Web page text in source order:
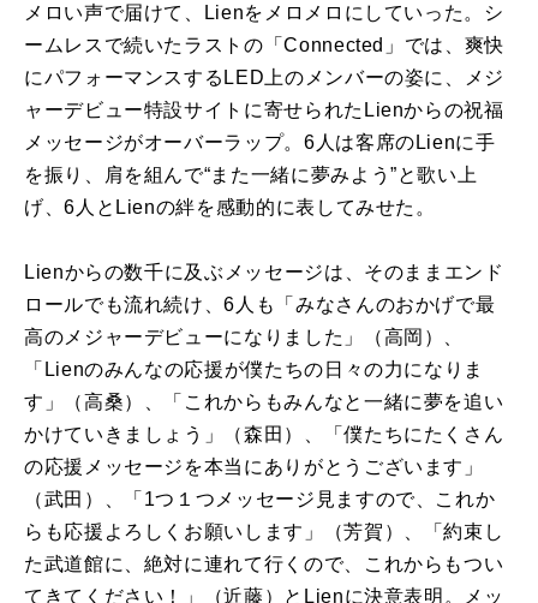
メロい声で届けて、
Lienをメロメロにしていった。シ
ームレスで続いたラストの「Connected 」では、爽快
にパフォーマンスする LED 上のメンバーの姿に、メジ
ャーデビュー特設サイトに寄せられた Lienからの祝福
メッセージがオーバーラップ。 6 人は客席の Lienに手
を振り、肩を組んで“また一緒に夢みよう”と歌い上
げ、6 人と Lienの絆を感動的に表してみせた。
Lienからの数千に及ぶメッセージは、そのままエンド
ロールでも流れ続け、6 人も「みなさんのおかげで最
高のメジャーデビューになりました」（高岡）、
「 Lienのみんなの応援が僕たちの日々の力になりま
す」（高桑）、「これからもみんなと一緒に夢を追い
かけていきましょう」（森田）、「僕たちにたくさん
の応援メッセージを本当にありがとうございます」
（武田）、「 1つ１つメッセージ見ますので、これか
らも応援よろしくお願いします」（芳賀）、「約束し
た武道館に、絶対に連れて行くので、これからもつい
てきてください！」（近藤）と Lienに決意表明。メッ